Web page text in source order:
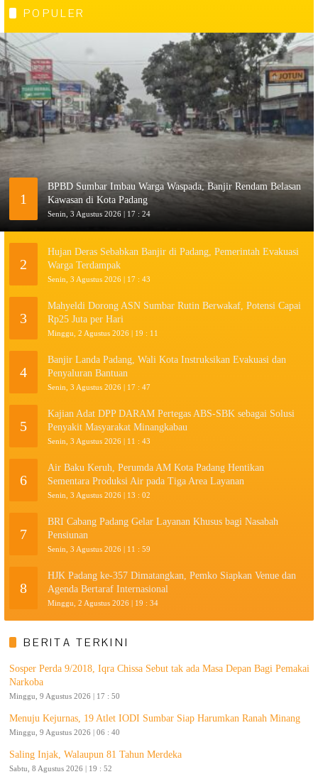
POPULER
1
BPBD Sumbar Imbau Warga Waspada, Banjir Rendam Belasan
Kawasan di Kota Padang
Senin, 3 Agustus 2026 | 17 : 24
2
Hujan Deras Sebabkan Banjir di Padang, Pemerintah Evakuasi
Warga Terdampak
Senin, 3 Agustus 2026 | 17 : 43
3
Mahyeldi Dorong ASN Sumbar Rutin Berwakaf, Potensi Capai
Rp25 Juta per Hari
Minggu, 2 Agustus 2026 | 19 : 11
4
Banjir Landa Padang, Wali Kota Instruksikan Evakuasi dan
Penyaluran Bantuan
Senin, 3 Agustus 2026 | 17 : 47
5
Kajian Adat DPP DARAM Pertegas ABS-SBK sebagai Solusi
Penyakit Masyarakat Minangkabau
Senin, 3 Agustus 2026 | 11 : 43
6
Air Baku Keruh, Perumda AM Kota Padang Hentikan
Sementara Produksi Air pada Tiga Area Layanan
Senin, 3 Agustus 2026 | 13 : 02
7
BRI Cabang Padang Gelar Layanan Khusus bagi Nasabah
Pensiunan
Senin, 3 Agustus 2026 | 11 : 59
8
HJK Padang ke-357 Dimatangkan, Pemko Siapkan Venue dan
Agenda Bertaraf Internasional
Minggu, 2 Agustus 2026 | 19 : 34
BERITA TERKINI
Sosper Perda 9/2018, Iqra Chissa Sebut tak ada Masa Depan Bagi Pemakai
Narkoba
Minggu, 9 Agustus 2026 | 17 : 50
Menuju Kejurnas, 19 Atlet IODI Sumbar Siap Harumkan Ranah Minang
Minggu, 9 Agustus 2026 | 06 : 40
Saling Injak, Walaupun 81 Tahun Merdeka
Sabtu, 8 Agustus 2026 | 19 : 52